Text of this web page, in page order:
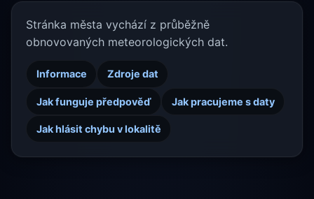
Stránka města vychází z průběžně
obnovovaných meteorologických dat.
Informace Zdroje dat
Jak funguje předpověď Jak pracujeme s daty
Jak hlásit chybu v lokalitě